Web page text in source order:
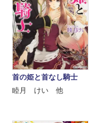
首の姫と首なし騎士
睦月 けい 他